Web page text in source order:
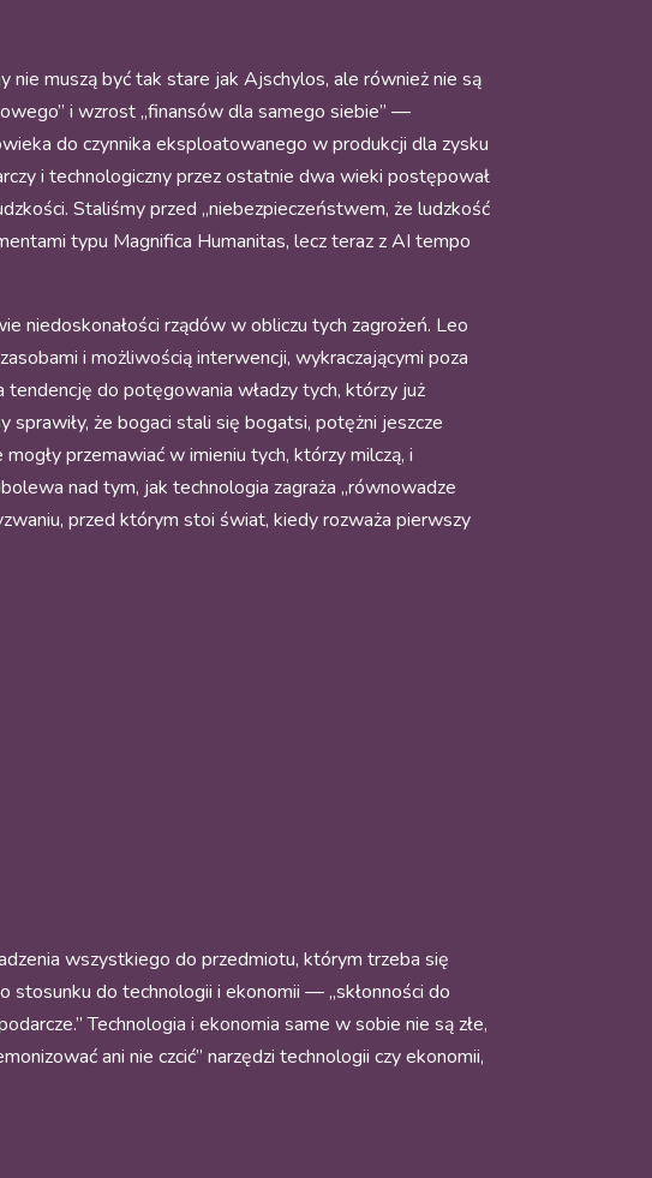
nie muszą być tak stare jak Ajschylos, ale również nie są
i wzrost „finansów dla samego siebie” —
do czynnika eksploatowanego w produkcji dla zysku
i technologiczny przez ostatnie dwa wieki postępował
Staliśmy przed „niebezpieczeństwem, że ludzkość
typu Magnifica Humanitas, lecz teraz z AI tempo
niedoskonałości rządów w obliczu tych zagrożeń. Leo
i możliwością interwencji, wykraczającymi poza
tendencję do potęgowania władzy tych, którzy już
że bogaci stali się bogatsi, potężni jeszcze
przemawiać w imieniu tych, którzy milczą, i
nad tym, jak technologia zagraża „równowadze
przed którym stoi świat, kiedy rozważa pierwszy
wszystkiego do przedmiotu, którym trzeba się
stosunku do technologii i ekonomii — „skłonności do
Technologia i ekonomia same w sobie nie są złe,
ani nie czcić” narzędzi technologii czy ekonomii,